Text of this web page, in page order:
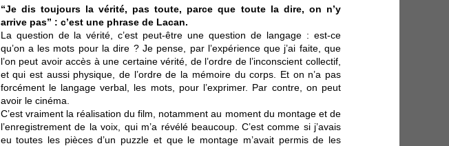
“Je dis toujours la vérité, pas toute, parce que toute la dire, on n’y
arrive pas” : c’est une phrase de Lacan.
La question de la vérité, c’est peut-être une question de langage : est-ce
qu’on a les mots pour la dire ? Je pense, par l’expérience que j’ai faite, que
l’on peut avoir accès à une certaine vérité, de l’ordre de l’inconscient collectif,
et qui est aussi physique, de l’ordre de la mémoire du corps. Et on n’a pas
forcément le langage verbal, les mots, pour l’exprimer. Par contre, on peut
avoir le cinéma.
C’est vraiment la réalisation du film, notamment au moment du montage et de
l’enregistrement de la voix, qui m’a révélé beaucoup. C’est comme si j’avais
eu toutes les pièces d’un puzzle et que le montage m’avait permis de les